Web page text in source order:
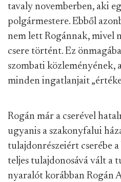
tavaly novemberben, aki
polgármestere. Ebből
nem lett Rogánnak, mivel
csere történt. Ez
szombati közleményének,
minden ingatlanjait
Rogán már a cserével
ugyanis a szakonyfalui
tulajdonrészeiért cserébe
teljes tulajdonosává vált a
nyaralót korábban Rogán